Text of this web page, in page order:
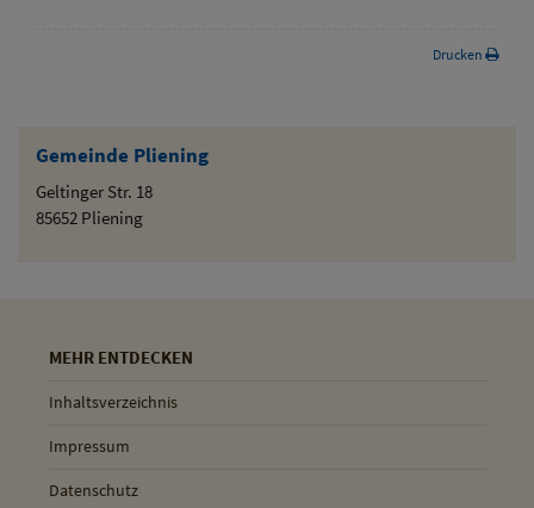
Gemeinde Pliening
Geltinger Str. 18
85652 Pliening
Drucken
MEHR ENTDECKEN
Inhaltsverzeichnis
Impressum
Datenschutz